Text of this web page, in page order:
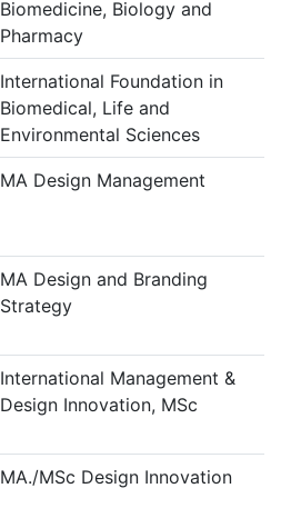
Biomedicine, Biology and
Pharmacy
International Foundation in
Biomedical, Life and
Environmental Sciences
MA Design Management
MA Design and Branding
Strategy
International Management &
Design Innovation, MSc
MA./MSc Design Innovation